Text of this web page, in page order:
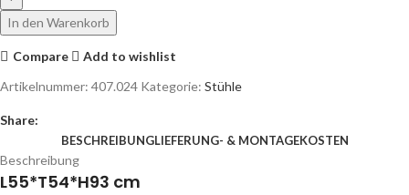
In den Warenkorb
Compare
Add to wishlist
Artikelnummer: 407.024 Kategorie: Stühle
Share:
BESCHREIBUNGLIEFERUNG- & MONTAGEKOSTEN
Beschreibung
L55*T54*H93 cm